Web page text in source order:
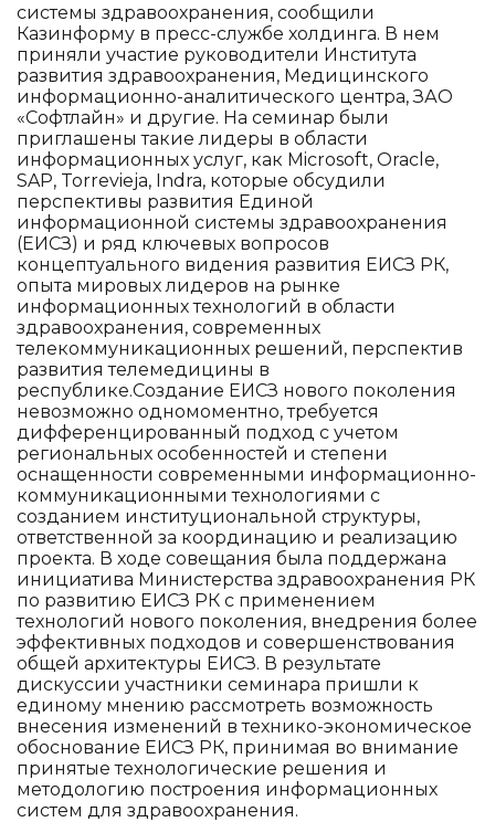
системы здравоохранения, сообщили
Казинформу в пресс-службе холдинга. В нем
приняли участие руководители Института
развития здравоохранения, Медицинского
информационно-аналитического центра, ЗАО
«Софтлайн» и другие. На семинар были
приглашены такие лидеры в области
информационных услуг, как Microsoft, Oracle,
SAP, Torrevieja, Indra, которые обсудили
перспективы развития Единой
информационной системы здравоохранения
(ЕИСЗ) и ряд ключевых вопросов
концептуального видения развития ЕИСЗ РК,
опыта мировых лидеров на рынке
информационных технологий в области
здравоохранения, современных
телекоммуникационных решений, перспектив
развития телемедицины в
республике.Создание ЕИСЗ нового поколения
невозможно одномоментно, требуется
дифференцированный подход с учетом
региональных особенностей и степени
оснащенности современными информационно-
коммуникационными технологиями с
созданием институциональной структуры,
ответственной за координацию и реализацию
проекта. В ходе совещания была поддержана
инициатива Министерства здравоохранения РК
по развитию ЕИСЗ РК с применением
технологий нового поколения, внедрения более
эффективных подходов и совершенствования
общей архитектуры ЕИСЗ. В результате
дискуссии участники семинара пришли к
единому мнению рассмотреть возможность
внесения изменений в технико-экономическое
обоснование ЕИСЗ РК, принимая во внимание
принятые технологические решения и
методологию построения информационных
систем для здравоохранения.